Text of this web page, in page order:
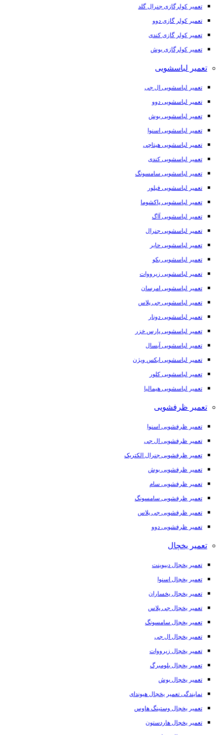
تعمیر کولرگازی جنرال گلد
تعمیر کولر گازی دوو
تعمیر کولر گازی کندی
تعمیر کولرگازی بوش
تعمیر لباسشویی
تعمیر لباسشویی ال جی
تعمیر لباسشویی دوو
تعمیر لباسشویی بوش
تعمیر لباسشویی اسنوا
تعمیر لباسشویی هیتاچی
تعمیر لباسشویی کندی
تعمیر لباسشویی سامسونگ
تعمیر لباسشویی فیلور
تعمیر لباسشویی پاکشوما
تعمیر لباسشویی آاگ
تعمیر لباسشویی جنرال
تعمیر لباسشویی حایر
تعمیر لباسشویی بکو
تعمیر لباسشویی زیرووات
تعمیر لباسشویی امرسان
تعمیر لباسشویی جی پلاس
تعمیر لباسشویی دونار
تعمیر لباسشویی پارس خزر
تعمیر لباسشویی آبسال
تعمیر لباسشویی ایکس ویژن
تعمیر لباسشویی کلور
تعمیر لباسشویی هیمالیا
تعمیر ظرفشویی
تعمیر ظرفشویی اسنوا
تعمیر ظرفشویی ال جی
تعمیر ظرفشویی جنرال الکتریک
تعمیر ظرفشویی بوش
تعمیر ظرفشویی سام
تعمیر ظرفشویی سامسونگ
تعمیر ظرفشویی جی پلاس
تعمیر ظرفشویی دوو
تعمیر یخچال
تعمیر یخچال دیپوینت
تعمیر یخچال اسنوا
تعمیر یخچال یخساران
تعمیر یخچال جی پلاس
تعمیر یخچال سامسونگ
تعمیر یخچال ال جی
تعمیر یخچال زیرووات
تعمیر یخچال بلومبرگ
تعمیر یخچال بوش
نمایندگی تعمیر یخچال هیوندای
تعمیر یخچال وستینگ هاوس
تعمیر یخچال هاردستون